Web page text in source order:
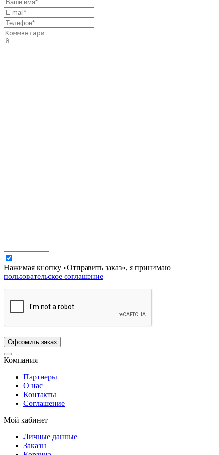
Нажимая кнопку «Отправить заказ», я принимаю
пользовательское соглашение
Компания
Партнеры
О нас
Контакты
Соглашение
Мой кабинет
Личные данные
Заказы